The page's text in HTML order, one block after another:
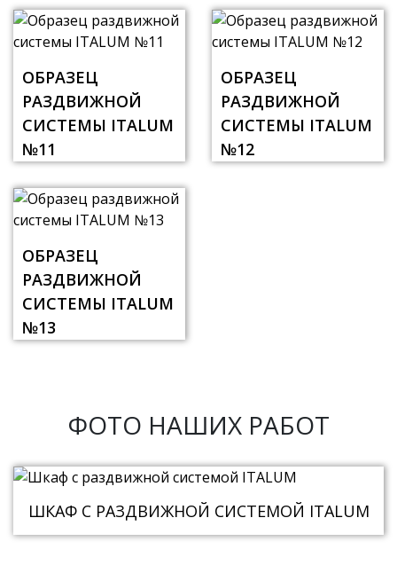
ОБРАЗЕЦ
РАЗДВИЖНОЙ
СИСТЕМЫ ITALUM
№11
ОБРАЗЕЦ
РАЗДВИЖНОЙ
СИСТЕМЫ ITALUM
№12
ОБРАЗЕЦ
РАЗДВИЖНОЙ
СИСТЕМЫ ITALUM
№13
ФОТО НАШИХ РАБОТ
ШКАФ С РАЗДВИЖНОЙ СИСТЕМОЙ ITALUM